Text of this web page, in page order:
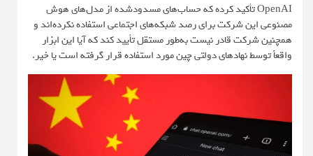
OpenAI تأکید کرده که حساب‌های مسدودشده از مدل‌های هوش
مصنوعی این شرکت برای رصد شبکه‌های اجتماعی استفاده نکرده‌اند و
همچنین شرکت قادر نیست به‌طور مستقل تأیید کند که آیا این ابزار
واقعاً توسط نهادهای دولتی چین مورد استفاده قرار گرفته است یا خیر.